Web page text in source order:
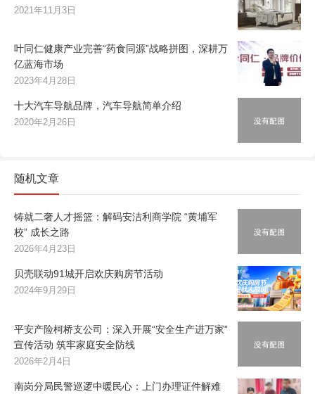
2021年11月3日
叶同仁健康产业完善“药食同源”战略拼图，深耕万
亿蓝海市场
2023年4月28日
十大汽车导航品牌，汽车导航简单介绍
2020年2月26日
随机文章
铸就二奢人才摇篮：解码安洁利商学院 “黄埔军
校” 成长之路
2026年4月23日
贝壳联动91城开启欢庆购房节活动
2024年9月29日
平安产险柯桥支公司：深入开展“安全生产进万家”
宣传活动 筑牢家庭安全防线
2026年2月4日
南岗分局民警巡逻中暖民心：上门办理证件解难